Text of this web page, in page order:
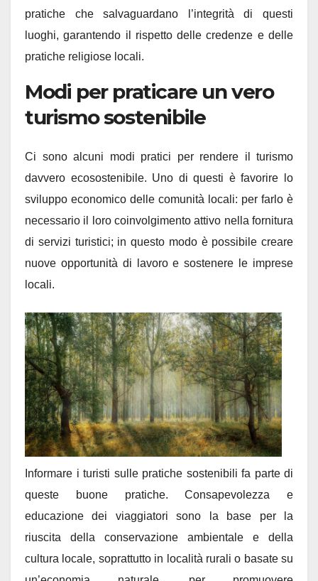
pratiche che salvaguardano l’integrità di questi
luoghi, garantendo il rispetto delle credenze e delle
pratiche religiose locali.
Modi per praticare un vero
turismo sostenibile
Ci sono alcuni modi pratici per rendere il turismo
davvero ecosostenibile. Uno di questi è favorire lo
sviluppo economico delle comunità locali: per farlo è
necessario il loro coinvolgimento attivo nella fornitura
di servizi turistici; in questo modo è possibile creare
nuove opportunità di lavoro e sostenere le imprese
locali.
Informare i turisti sulle pratiche sostenibili fa parte di
queste buone pratiche. Consapevolezza e
educazione dei viaggiatori sono la base per la
riuscita della conservazione ambientale e della
cultura locale, soprattutto in località rurali o basate su